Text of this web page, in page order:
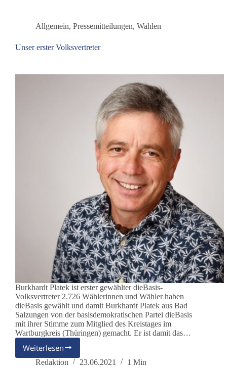
Lüge“
Allgemein, Pressemitteilungen, Wahlen
Unser erster Volksvertreter
Burkhardt Platek ist erster gewählter dieBasis-
Volksvertreter 2.726 Wählerinnen und Wähler haben
dieBasis gewählt und damit Burkhardt Platek aus Bad
Salzungen von der basisdemokratischen Partei dieBasis
mit ihrer Stimme zum Mitglied des Kreistages im
Wartburgkreis (Thüringen) gemacht. Er ist damit das…
Weiterlesen
Unser
erster
Redaktion 23.06.2021 1 Min